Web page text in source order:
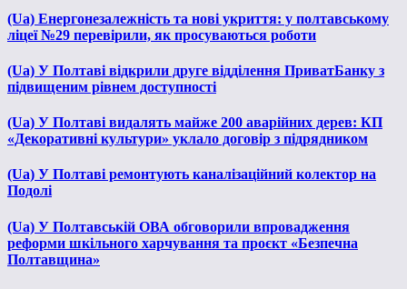
(Ua) Енергонезалежність та нові укриття: у полтавському
ліцеї №29 перевірили, як просуваються роботи
(Ua) У Полтаві відкрили друге відділення ПриватБанку з
підвищеним рівнем доступності
(Ua) У Полтаві видалять майже 200 аварійних дерев: КП
«Декоративні культури» уклало договір з підрядником
(Ua) У Полтаві ремонтують каналізаційний колектор на
Подолі
(Ua) У Полтавській ОВА обговорили впровадження
реформи шкільного харчування та проєкт «Безпечна
Полтавщина»